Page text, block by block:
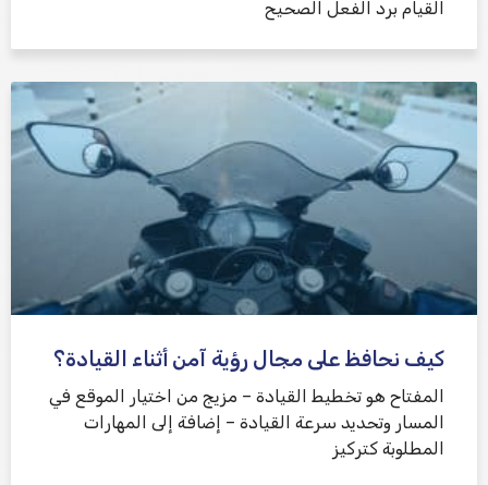
القيام برد الفعل الصحيح
كيف نحافظ على مجال رؤية آمن أثناء القيادة؟
المفتاح هو تخطيط القيادة – مزيج من اختيار الموقع في
المسار وتحديد سرعة القيادة – إضافة إلى المهارات
المطلوبة كتركيز